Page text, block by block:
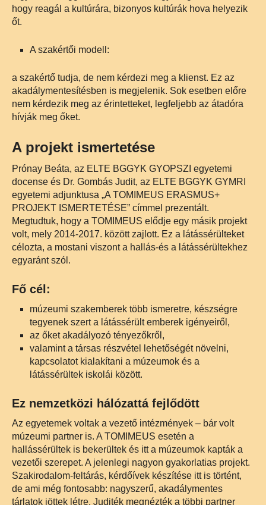
hogy reagál a kultúrára, bizonyos kultúrák hova helyezik
őt.
A szakértői modell:
a szakértő tudja, de nem kérdezi meg a klienst. Ez az
akadálymentesítésben is megjelenik. Sok esetben előre
nem kérdezik meg az érintetteket, legfeljebb az átadóra
hívják meg őket.
A projekt ismertetése
Prónay Beáta, az ELTE BGGYK GYOPSZI egyetemi
docense és Dr. Gombás Judit, az ELTE BGGYK GYMRI
egyetemi adjunktusa „A TOMIMEUS ERASMUS+
PROJEKT ISMERTETÉSE” címmel prezentált.
Megtudtuk, hogy a TOMIMEUS elődje egy másik projekt
volt, mely 2014-2017. között zajlott. Ez a látássérülteket
célozta, a mostani viszont a hallás-és a látássérültekhez
egyaránt szól.
Fő cél:
múzeumi szakemberek több ismeretre, készségre
tegyenek szert a látássérült emberek igényeiről,
az őket akadályozó tényezőkről,
valamint a társas részvétel lehetőségét növelni,
kapcsolatot kialakítani a múzeumok és a
látássérültek iskolái között.
Ez nemzetközi hálózattá fejlődött
Az egyetemek voltak a vezető intézmények – bár volt
múzeumi partner is. A TOMIMEUS esetén a
hallássérültek is bekerültek és itt a múzeumok kapták a
vezetői szerepet. A jelenlegi nagyon gyakorlatias projekt.
Szakirodalom-feltárás, kérdőívek készítése itt is történt,
de ami még fontosabb: nagyszerű, akadálymentes
tárlatok jöttek létre. Juditék megnézték a többi partner